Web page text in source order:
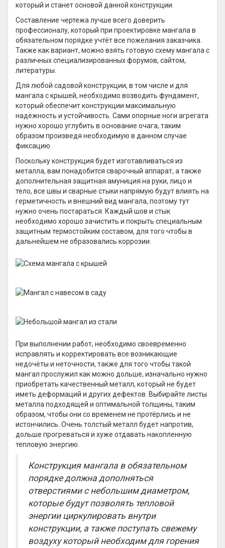
который и станет основой данной конструкции.
Составление чертежа лучше всего доверить
профессионалу, который при проектировке мангала в
обязательном порядке учтёт все пожелания заказчика.
Также как вариант, можно взять готовую схему мангала с
различных специализированных форумов, сайтом,
литературы.
Для любой садовой конструкции, в том числе и для
мангала с крышей, необходимо возводить фундамент,
который обеспечит конструкции максимальную
надёжность и устойчивость. Сами опорные ноги агрегата
нужно хорошо углубить в основание очага, таким
образом произведя необходимую в данном случае
фиксацию.
Поскольку конструкция будет изготавливаться из
металла, вам понадобится сварочный аппарат, а также
дополнительная защитная амуниция на руки, лицо и
тело, все швы и сварные стыки напрямую будут влиять на
герметичность и внешний вид мангала, поэтому тут
нужно очень постараться. Каждый шов и стык
необходимо хорошо зачистить и покрыть специальным
защитным термостойким составом, для того чтобы в
дальнейшем не образовались коррозии.
При выполнении работ, необходимо своевременно
исправлять и корректировать все возникающие
недочёты и неточности, также для того чтобы такой
мангал прослужил как можно дольше, изначально нужно
приобретать качественный металл, который не будет
иметь деформаций и других дефектов. Выбирайте листы
металла подходящей и оптимальной толщины, таким
образом, чтобы они со временем не протёрлись и не
истончились. Очень толстый металл будет напротив,
дольше прогреваться и хуже отдавать накопленную
тепловую энергию.
Конструкция мангала в обязательном
порядке должна дополняться
отверстиями с небольшим диаметром,
которые будут позволять тепловой
энергии циркулировать внутри
конструкции, а также поступать свежему
воздуху который необходим для горения